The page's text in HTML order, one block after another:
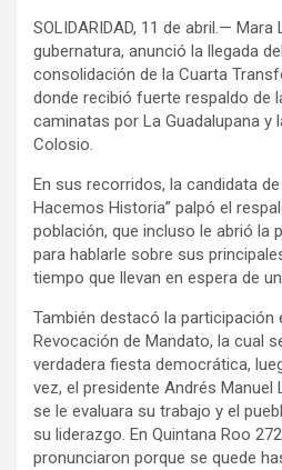
SOLIDARIDAD, 11 de abril.—
gubernatura, anunció la llegada
consolidación de la Cuarta
donde recibió fuerte respaldo de
caminatas por La Guadalupana y
Colosio.
En sus recorridos, la candidata
Hacemos Historia” palpó el
población, que incluso le abrió la
para hablarle sobre sus
tiempo que llevan en espera de
También destacó la participación
Revocación de Mandato, la cual
verdadera fiesta democrática,
vez, el presidente Andrés Manuel
se le evaluara su trabajo y el
su liderazgo. En Quintana Roo
pronunciaron porque se quede